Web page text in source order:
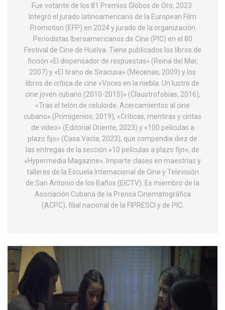
Fue votante de los 81 Premios Globos de Oro, 2023.
Integró el jurado latinoamericano de la European Film
Promotion (EFP) en 2024 y jurado de la organización
Periodistas Iberoamericanos de Cine (PIC) en el 80
Festival de Cine de Huelva. Tiene publicados los libros de
ficción «El dispensador de respuestas» (Reina del Mar,
2007) y «El tirano de Siracusa» (Mecenas, 2009) y los
libros de crítica de cine «Voces en la niebla. Un lustro de
cine joven cubano (2010-2015)» (Claustrofobias, 2016),
«Tras el telón de celuloide. Acercamientos al cine
cubano» (Primigenios, 2019), «Críticas, mentiras y cintas
de video» (Editorial Oriente, 2023) y «100 películas a
plazo fijo» (Casa Vacía, 2023), que compendia diez de
las entregas de la sección «10 películas a plazo fijo», de
«Hypermedia Magazine». Imparte clases en maestrías y
talleres de la Escuela Internacional de Cine y Televisión
de San Antonio de los Baños (EICTV). Es miembro de la
Asociación Cubana de la Prensa Cinematográfica
(ACPC), filial nacional de la FIPRESCI y de PIC.